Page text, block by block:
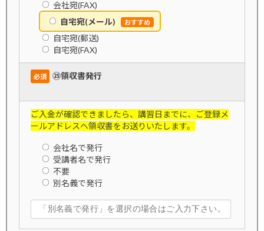
会社宛(FAX)
自宅宛(メール)
自宅宛(郵送)
自宅宛(FAX)
必須 ㉕領収書発行
ご入金が確認できましたら、講習日までに、ご登録メ
ールアドレスへ領収書をお送りいたします。
会社名で発行
受講者名で発行
不要
別名義で発行